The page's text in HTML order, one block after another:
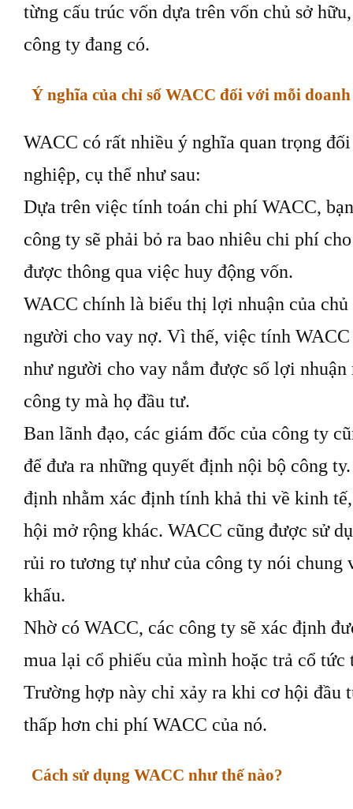
từng cấu trúc vốn dựa trên vốn chủ sở
công ty đang có.
Ý nghĩa của chỉ số WACC đối với mỗi
WACC có rất nhiều ý nghĩa quan trọng
nghiệp, cụ thể như sau:
Dựa trên việc tính toán chi phí WACC,
công ty sẽ phải bỏ ra bao nhiêu chi phí
được thông qua việc huy động vốn.
WACC chính là biểu thị lợi nhuận của
người cho vay nợ. Vì thế, việc tính WACC
như người cho vay nắm được số lợi nhuận
công ty mà họ đầu tư.
Ban lãnh đạo, các giám đốc của công ty
để đưa ra những quyết định nội bộ công
định nhằm xác định tính khả thi về kinh
hội mở rộng khác. WACC cũng được sử
rủi ro tương tự như của công ty nói chung
khấu.
Nhờ có WACC, các công ty sẽ xác định
mua lại cổ phiếu của mình hoặc trả cổ
Trường hợp này chỉ xảy ra khi cơ hội đầu
thấp hơn chi phí WACC của nó.
Cách sử dụng WACC như thế nào?